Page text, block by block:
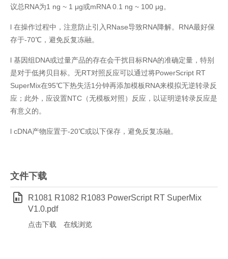
议总RNA为1 ng ~ 1 μg或mRNA 0.1 ng ~ 100 μg。
l 在操作过程中，注意防止引入RNase导致RNA降解。RNA最好保
存于-70℃，避免反复冻融。
l 基因组DNA或过量产品的存在会干扰目标RNA的准确定量，特别
是对于低拷贝目标。无RT对照反应可以通过将PowerScript RT
SuperMix在95℃下热失活1分钟再添加模板RNA来模拟无逆转录反
应；此外，应设置NTC（无模板对照）反应，以证明逆转录反应是
有意义的。
l cDNA产物应置于-20℃或以下保存，避免反复冻融。
文件下载
R1081 R1082 R1083 PowerScript RT SuperMix
V1.0.pdf
点击下载 在线浏览